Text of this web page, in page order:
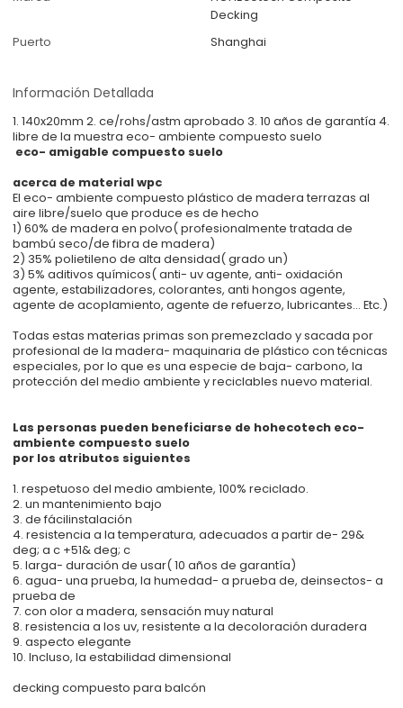
Decking
Puerto
Shanghai
Información Detallada
1. 140x20mm 2. ce/rohs/astm aprobado 3. 10 años de garantía 4.
libre de la muestra eco- ambiente compuesto suelo
eco- amigable compuesto suelo
acerca de material wpc
El eco- ambiente compuesto plástico de madera terrazas al
aire libre/suelo que produce es de hecho
1) 60% de madera en polvo( profesionalmente tratada de
bambú seco/de fibra de madera)
2) 35% polietileno de alta densidad( grado un)
3) 5% aditivos químicos( anti- uv agente, anti- oxidación
agente, estabilizadores, colorantes, anti hongos agente,
agente de acoplamiento, agente de refuerzo, lubricantes... Etc.)
Todas estas materias primas son premezclado y sacada por
profesional de la madera- maquinaria de plástico con técnicas
especiales, por lo que es una especie de baja- carbono, la
protección del medio ambiente y reciclables nuevo material.
Las personas pueden beneficiarse de hohecotech eco-
ambiente compuesto suelo
por los atributos siguientes
1. respetuoso del medio ambiente, 100% reciclado.
2. un mantenimiento bajo
3. de fácilinstalación
4. resistencia a la temperatura, adecuados a partir de- 29&
deg; a c +51& deg; c
5. larga- duración de usar( 10 años de garantía)
6. agua- una prueba, la humedad- a prueba de, deinsectos- a
prueba de
7. con olor a madera, sensación muy natural
8. resistencia a los uv, resistente a la decoloración duradera
9. aspecto elegante
10. Incluso, la estabilidad dimensional
decking compuesto para balcón